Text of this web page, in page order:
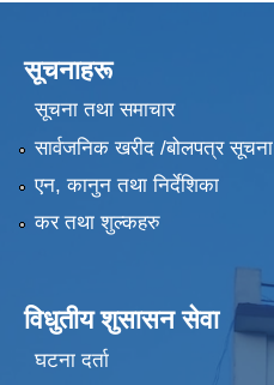
सूचनाहरू
सूचना तथा समाचार
सार्वजनिक खरीद /बोलपत्र सूचना
एन, कानुन तथा निर्देशिका
कर तथा शुल्कहरु
विधुतीय शुसासन सेवा
घटना दर्ता